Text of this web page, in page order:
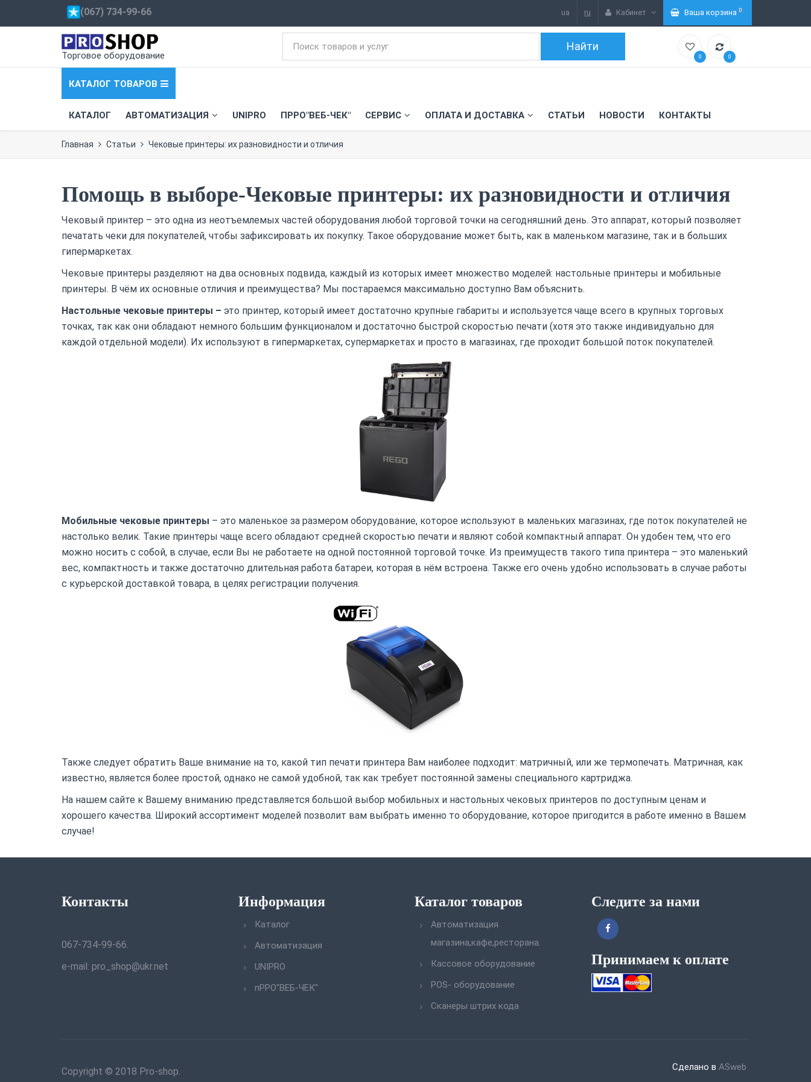
Торговое оборудование 0 0
КАТАЛОГ ТОВАРОВ
КАТАЛОГ АВТОМАТИЗАЦИЯ UNIPRO ПРРО"ВЕБ-ЧЕК" СЕРВИС ОПЛАТА И ДОСТАВКА СТАТЬИ НОВОСТИ КОНТАКТЫ
(067) 734-99-66 ua ru Кабинет Ваша корзина(0)
Главная Статьи Чековые принтеры: их разновидности и отличия
Помощь в выборе-Чековые принтеры: их разновидности и отличия
Чековый принтер – это одна из неотъемлемых частей оборудования любой торговой точки на сегодняшний день. Это аппарат, который позволяет
печатать чеки для покупателей, чтобы зафиксировать их покупку. Такое оборудование может быть, как в маленьком магазине, так и в больших
гипермаркетах.
Чековые принтеры разделяют на два основных подвида, каждый из которых имеет множество моделей: настольные принтеры и мобильные
принтеры. В чём их основные отличия и преимущества? Мы постараемся максимально доступно Вам объяснить.
Настольные чековые принтеры – это принтер, который имеет достаточно крупные габариты и используется чаще всего в крупных торговых
точках, так как они обладают немного большим функционалом и достаточно быстрой скоростью печати (хотя это также индивидуально для
каждой отдельной модели). Их используют в гипермаркетах, супермаркетах и просто в магазинах, где проходит большой поток покупателей.
Мобильные чековые принтеры – это маленькое за размером оборудование, которое используют в маленьких магазинах, где поток покупателей не
настолько велик. Такие принтеры чаще всего обладают средней скоростью печати и являют собой компактный аппарат. Он удобен тем, что его
можно носить с собой, в случае, если Вы не работаете на одной постоянной торговой точке. Из преимуществ такого типа принтера – это маленький
вес, компактность и также достаточно длительная работа батареи, которая в нём встроена. Также его очень удобно использовать в случае работы
с курьерской доставкой товара, в целях регистрации получения.
Также следует обратить Ваше внимание на то, какой тип печати принтера Вам наиболее подходит: матричный, или же термопечать. Матричная, как
известно, является более простой, однако не самой удобной, так как требует постоянной замены специального картриджа.
На нашем сайте к Вашему вниманию представляется большой выбор мобильных и настольных чековых принтеров по доступным ценам и
хорошего качества. Широкий ассортимент моделей позволит вам выбрать именно то оборудование, которое пригодится в работе именно в Вашем
случае!
Контакты
067-734-99-66.
e-mail: pro_shop@ukr.net
Информация
Каталог
Автоматизация
UNIPRO
пРРО"ВЕБ-ЧЕК"
Каталог товаров
Автоматизация
магазина,кафе,ресторана.
Кассовое оборудование
POS- оборудование
Сканеры штрих кода
Следите за нами
Принимаем к оплате
Copyright © 2018 Pro-shop. Сделано в ASweb